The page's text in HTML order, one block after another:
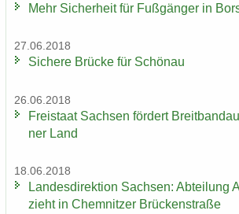
Mehr Si­cher­heit für Fuß­gän­ger in
27.06.2018
Si­che­re Brü­cke für Schön­au
26.06.2018
Frei­staat Sach­sen för­dert
ner Land
18.06.2018
Lan­des­di­rek­ti­on Sach­sen: Ab­tei­lung
zieht in Chem­nit­zer Brü­cken­stra­ße